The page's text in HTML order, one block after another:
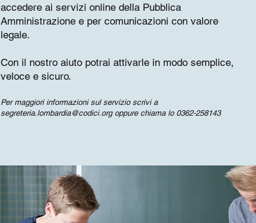
accedere ai servizi online della Pubblica
Amministrazione e per comunicazioni con valore
legale.
Con il nostro aiuto potrai attivarle in modo semplice,
veloce e sicuro.
Per maggiori informazioni sul servizio scrivi a
segreteria.lombardia@codici.orgoppure chiama lo 0362-258143